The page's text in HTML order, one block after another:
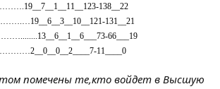
138__22
131__21
66___19
11____0
помечены те,кто войдет в Высшую